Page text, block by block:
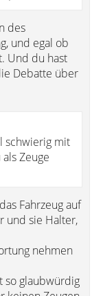
des
und egal ob
Und du hast
Debatte über
schwierig mit
Zeuge
Fahrzeug auf
und sie Halter,
nehmen
so glaubwürdig